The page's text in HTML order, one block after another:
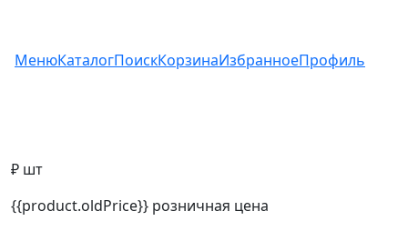
МенюКаталогПоискКорзинаИзбранноеПрофиль
₽ шт
{{product.oldPrice}} розничная цена